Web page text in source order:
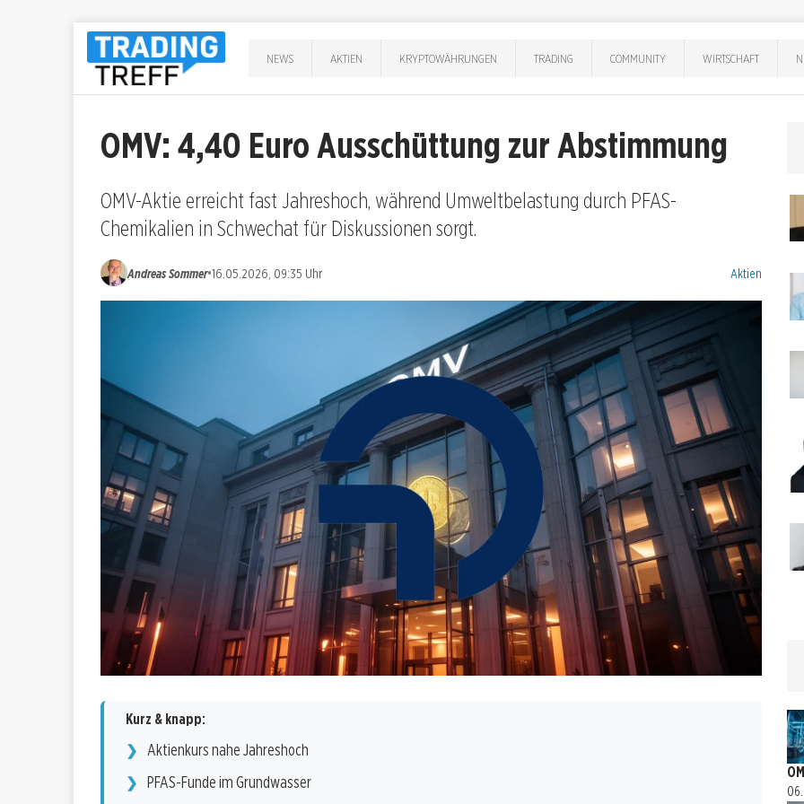
NEWS AKTIEN KRYPTOWÄHRUNGEN TRADING COMMUNITY WIRTSCHAFT
OMV: 4,40 Euro Ausschüttung zur Abstimmung
OMV-Aktie erreicht fast Jahreshoch, während Umweltbelastung durch PFAS-
Chemikalien in Schwechat für Diskussionen sorgt.
Andreas Sommer•16.05.2026, 09:35 Uhr Kategorien:
Aktien
Kurz & knapp:
Aktienkurs nahe Jahreshoch
PFAS-Funde im Grundwasser